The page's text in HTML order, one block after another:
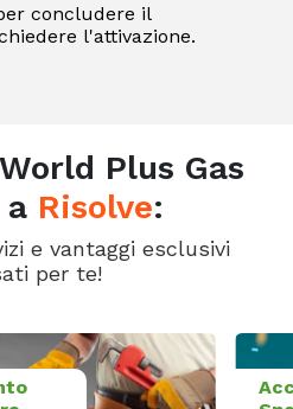
concludere il
l'attivazione.
Plus Gas
Risolve:
e vantaggi esclusivi
per te!